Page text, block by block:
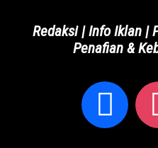
Redaksi|Info Iklan|
Penafian &